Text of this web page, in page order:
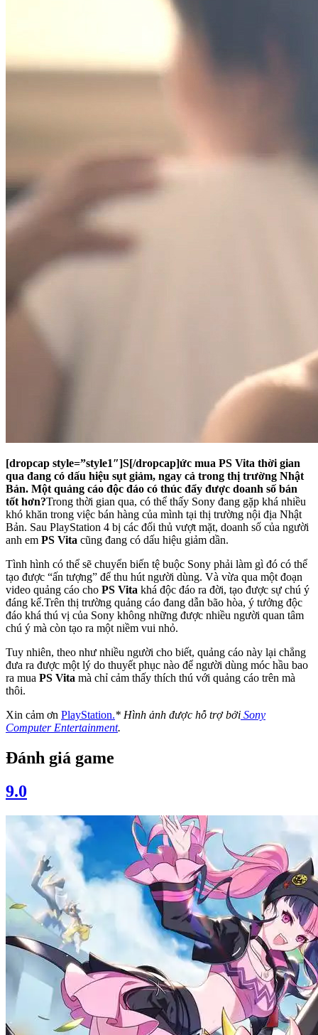
[dropcap style=”style1″]S[/dropcap]ức mua PS Vita thời gian
qua đang có dấu hiệu sụt giảm, ngay cả trong thị trường Nhật
Bản. Một quảng cáo độc đáo có thúc đẩy được doanh số bán
tốt hơn?Trong thời gian qua, có thể thấy Sony đang gặp khá nhiều
khó khăn trong việc bán hàng của mình tại thị trường nội địa Nhật
Bản. Sau PlayStation 4 bị các đối thủ vượt mặt, doanh số của người
anh em PS Vita cũng đang có dấu hiệu giảm dần.
Tình hình có thể sẽ chuyển biến tệ buộc Sony phải làm gì đó có thể
tạo được “ấn tượng” để thu hút người dùng. Và vừa qua một đoạn
video quảng cáo cho PS Vita khá độc đáo ra đời, tạo được sự chú ý
đáng kể.Trên thị trường quảng cáo đang dẫn bão hòa, ý tưởng độc
đáo khá thú vị của Sony không những được nhiều người quan tâm
chú ý mà còn tạo ra một niềm vui nhỏ.
Tuy nhiên, theo như nhiều người cho biết, quảng cáo này lại chẳng
đưa ra được một lý do thuyết phục nào để người dùng móc hầu bao
ra mua PS Vita mà chỉ cảm thấy thích thú với quảng cáo trên mà
thôi.
Xin cảm ơn PlayStation.* Hình ảnh được hỗ trợ bởi Sony
Computer Entertainment.
Đánh giá game
9.0